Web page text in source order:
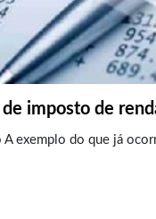
imposto de
exemplo do que já